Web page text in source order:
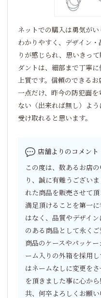
ネットでの購入は勇気が
わかりやすく、デザイン
りが感じられ、思いきっ
ダントは、細部まで丁寧
上質です。信頼のできるお
一点だけ、昨今の防犯面
ない（出来れば無し）よ
受け取れると思います。
店舗よりのコメント
この度は、数あるお店
り、誠に有難うござい
れた商品を販売させて
満足頂けることを第一
はなく、品質やデザイ
のある商品として永くご
商品のケースやパッケ
ーム入りの外箱を採用
はネームなしに変更を
を頂きました事に心か
共、何卒よろしくお願い